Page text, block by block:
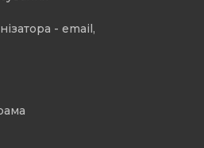
- email,